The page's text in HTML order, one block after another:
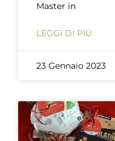
Master in
LEGGI DI PIÙ
23 Gennaio 2023